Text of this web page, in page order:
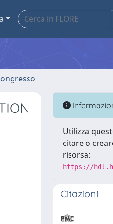
Utilizza
citare o
risorsa:
https://
Citazioni